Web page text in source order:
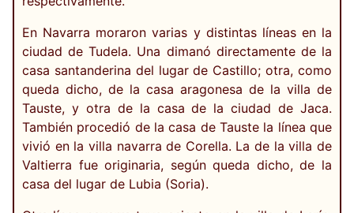
En Navarra moraron varias y distintas líneas en la
ciudad de Tudela. Una dimanó directamente de la
casa santanderina del lugar de Castillo; otra, como
queda dicho, de la casa aragonesa de la villa de
Tauste, y otra de la casa de la ciudad de Jaca.
También procedió de la casa de Tauste la línea que
vivió en la villa navarra de Corella. La de la villa de
Valtierra fue originaria, según queda dicho, de la
casa del lugar de Lubia (Soria).